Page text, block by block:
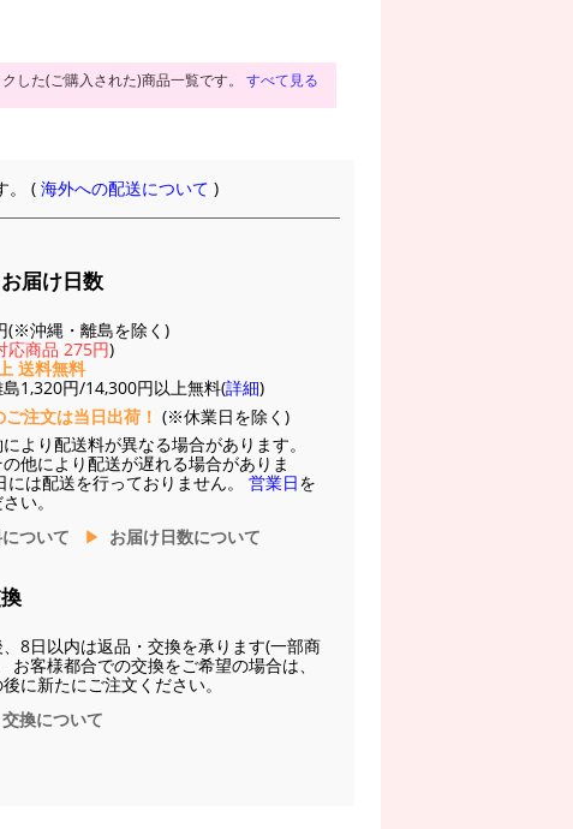
した(ご購入された)商品一覧です。 すべて見る
。 (海外への配送について )
届け日数
(※沖縄・離島を除く)
応商品 275円)
送料無料
1,320円/14,300円以上無料(詳細)
注文は当日出荷！ (※休業日を除く)
より配送料が異なる場合があります。
他により配送が遅れる場合がありま
には配送を行っておりません。 営業日を
い。
ついて
お届け日数について
8日以内は返品・交換を承ります(一部商
お客様都合での交換をご希望の場合は、
に新たにご注文ください。
換について